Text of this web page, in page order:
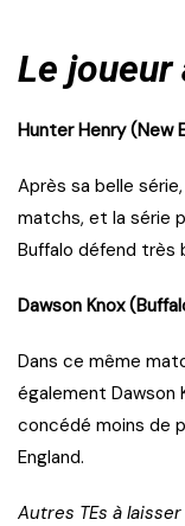
Le joueur
Hunter Henry (New
Après sa belle
matchs, et la série
Buffalo défend très
Dawson Knox
Dans ce même
également Dawson
concédé moins de
England.
Autres TEs à